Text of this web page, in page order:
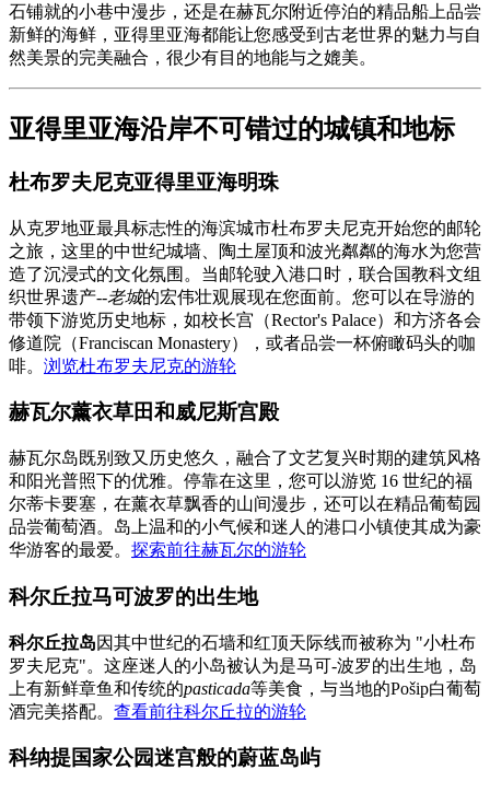
石铺就的小巷中漫步，还是在赫瓦尔附近停泊的精品船上品尝
新鲜的海鲜，亚得里亚海都能让您感受到古老世界的魅力与自
然美景的完美融合，很少有目的地能与之媲美。
亚得里亚海沿岸不可错过的城镇和地标
杜布罗夫尼克亚得里亚海明珠
从克罗地亚最具标志性的海滨城市杜布罗夫尼克开始您的邮轮
之旅，这里的中世纪城墙、陶土屋顶和波光粼粼的海水为您营
造了沉浸式的文化氛围。当邮轮驶入港口时，联合国教科文组
织世界遗产--老城的宏伟壮观展现在您面前。您可以在导游的
带领下游览历史地标，如校长宫（Rector's Palace）和方济各会
修道院（Franciscan Monastery），或者品尝一杯俯瞰码头的咖
啡。 浏览杜布罗夫尼克的游轮
赫瓦尔薰衣草田和威尼斯宫殿
赫瓦尔岛既别致又历史悠久，融合了文艺复兴时期的建筑风格
和阳光普照下的优雅。停靠在这里，您可以游览 16 世纪的福
尔蒂卡要塞，在薰衣草飘香的山间漫步，还可以在精品葡萄园
品尝葡萄酒。岛上温和的小气候和迷人的港口小镇使其成为豪
华游客的最爱。 探索前往赫瓦尔的游轮
科尔丘拉马可波罗的出生地
科尔丘拉岛因其中世纪的石墙和红顶天际线而被称为 "小杜布
罗夫尼克"。这座迷人的小岛被认为是马可-波罗的出生地，岛
上有新鲜章鱼和传统的pasticada等美食，与当地的Pošip白葡萄
酒完美搭配。 查看前往科尔丘拉的游轮
科纳提国家公园迷宫般的蔚蓝岛屿